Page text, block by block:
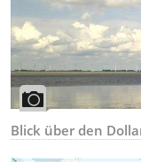
Blick über den